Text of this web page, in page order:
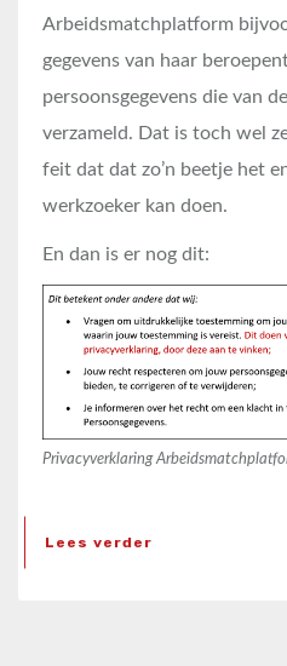
Arbeidsmatchplatform
gegevens van haar
persoonsgegevens die van
verzameld. Dat is toch wel
feit dat dat zo’n beetje het
werkzoeker kan doen.
En dan is er nog dit:
Privacyverklaring
Lees verder